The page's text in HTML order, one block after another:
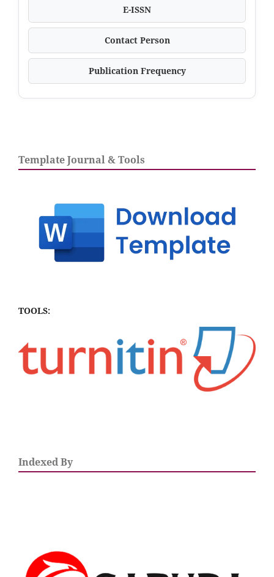
E-ISSN
Contact Person
Publication Frequency
Template Journal & Tools
TOOLS:
Indexed By